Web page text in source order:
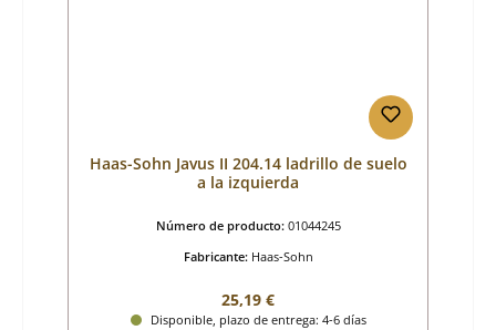
Haas-Sohn Javus II 204.14 ladrillo de suelo
a la izquierda
Número de producto: 01044245
Fabricante: Haas-Sohn
Precio normal:
25,19 €
Disponible, plazo de entrega: 4-6 días